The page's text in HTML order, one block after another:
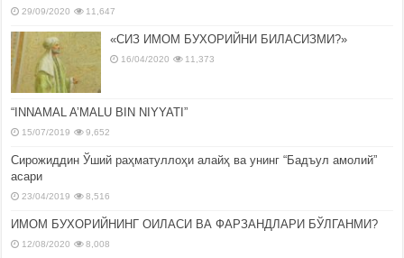
29/09/2020 11,647
«СИЗ ИМОМ БУХОРИЙНИ БИЛАСИЗМИ?»
16/04/2020 11,373
“INNAMAL A’MALU BIN NIYYATI”
15/07/2019 9,652
Сирожиддин Ўший раҳматуллоҳи алайҳ ва унинг “Бадъул амолий”
асари
23/04/2019 8,516
ИМОМ БУХОРИЙНИНГ ОИЛАСИ ВА ФАРЗАНДЛАРИ БЎЛГАНМИ?
12/08/2020 8,008